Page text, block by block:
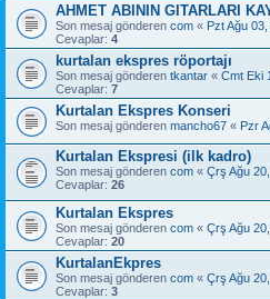
AHMET ABININ GITARLARI
Son mesaj gönderen com « Pzt Ağu
Cevaplar: 4
kurtalan ekspres röportajı
Son mesaj gönderen tkantar « Cmt Eki
Cevaplar: 7
Kurtalan Ekspres Konseri
Son mesaj gönderen mancho67 « Pzr
Kurtalan Ekspresi (ilk kadro)
Son mesaj gönderen com « Çrş Ağu
Cevaplar: 26
Kurtalan Ekspres
Son mesaj gönderen com « Çrş Ağu
Cevaplar: 20
KurtalanEkpres
Son mesaj gönderen com « Çrş Ağu
Cevaplar: 3